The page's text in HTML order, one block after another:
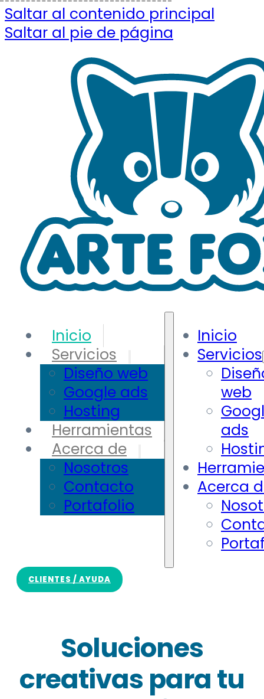
Saltar al contenido principal
Saltar al pie de página
Inicio
Servicios
Diseño web
Google ads
Hosting
Herramientas
Acerca de
Nosotros
Contacto
Portafolio
Inicio
Servicios
web
ads
Acerca
CLIENTES / AYUDA
Solucionespara
tu negocio